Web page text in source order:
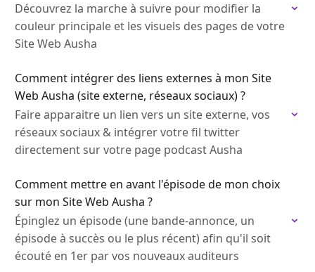
Découvrez la marche à suivre pour modifier la
couleur principale et les visuels des pages de votre
Site Web Ausha
Comment intégrer des liens externes à mon Site
Web Ausha (site externe, réseaux sociaux) ?
Faire apparaitre un lien vers un site externe, vos
réseaux sociaux & intégrer votre fil twitter
directement sur votre page podcast Ausha
Comment mettre en avant l'épisode de mon choix
sur mon Site Web Ausha ?
Épinglez un épisode (une bande-annonce, un
épisode à succès ou le plus récent) afin qu'il soit
écouté en 1er par vos nouveaux auditeurs